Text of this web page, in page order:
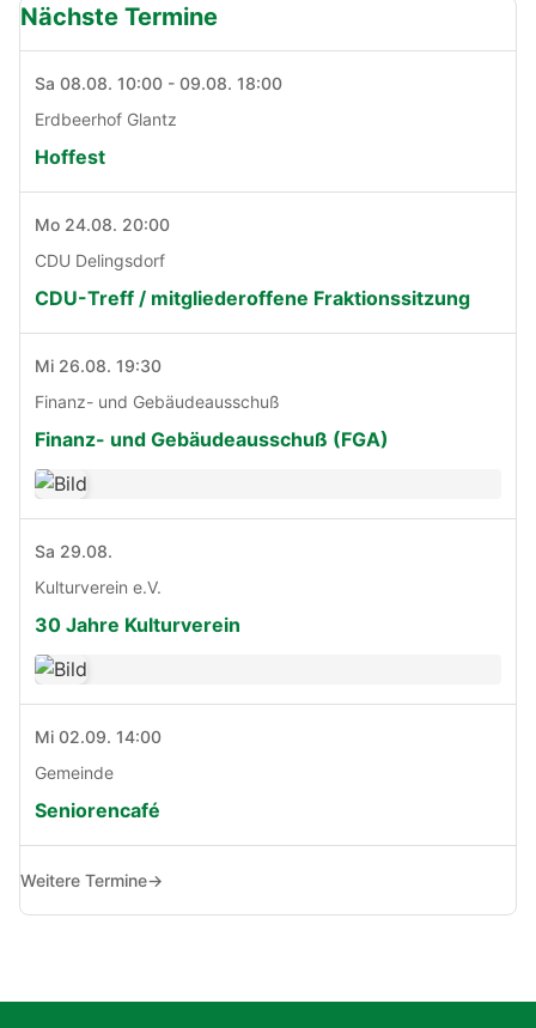
Nächste Termine
Sa 08.08. 10:00 - 09.08. 18:00
Erdbeerhof Glantz
Hoffest
Mo 24.08. 20:00
CDU Delingsdorf
CDU-Treff / mitgliederoffene Fraktionssitzung
Mi 26.08. 19:30
Finanz- und Gebäudeausschuß
Finanz- und Gebäudeausschuß (FGA)
Sa 29.08.
Kulturverein e.V.
30 Jahre Kulturverein
Mi 02.09. 14:00
Gemeinde
Seniorencafé
Weitere Termine→